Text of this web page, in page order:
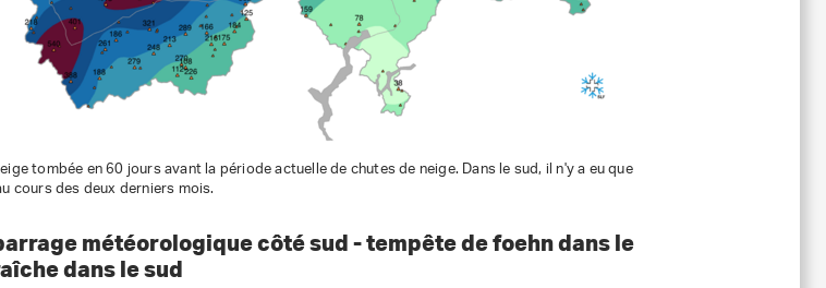
tombée en 60 jours avant la période actuelle de chutes de neige. Dans le sud, il n'y a eu que
cours des deux derniers mois.
météorologique côté sud - tempête de foehn dans le
dans le sud